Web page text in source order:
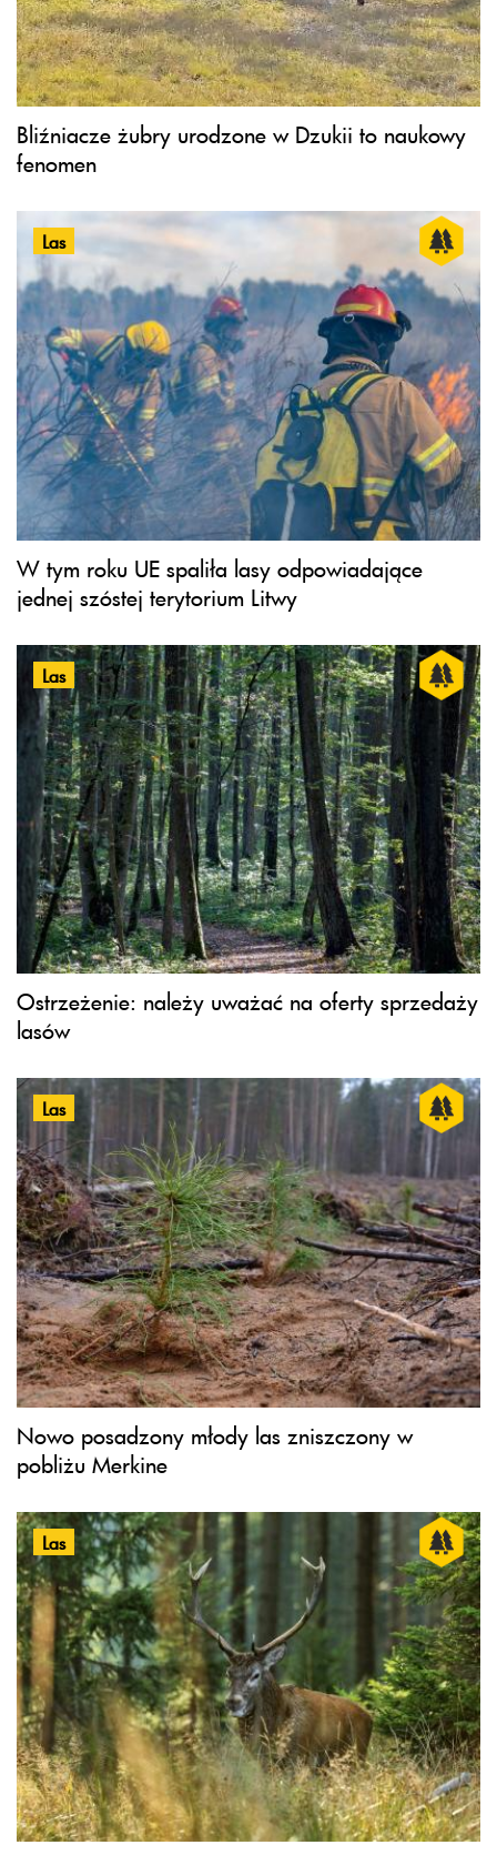
Bliźniacze żubry urodzone w Dzukii to naukowy
fenomen
Las
W tym roku UE spaliła lasy odpowiadające
jednej szóstej terytorium Litwy
Las
Ostrzeżenie: należy uważać na oferty sprzedaży
lasów
Las
Nowo posadzony młody las zniszczony w
pobliżu Merkine
Las